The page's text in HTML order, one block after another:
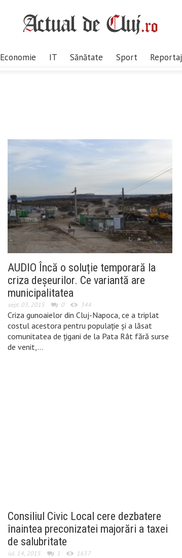
Economie IT Sănătate Sport Reportaj
AUDIO Încă o soluție temporară la
criza deșeurilor. Ce variantă are
municipalitatea
sept. 03, 2015 0 344
Criza gunoaielor din Cluj-Napoca, ce a triplat
costul acestora pentru populație și a lăsat
comunitatea de țigani de la Pata Rât fără surse
de venit,…
Consiliul Civic Local cere dezbatere
înaintea preconizatei majorări a taxei
de salubritate
iul. 14, 2015 1 1657